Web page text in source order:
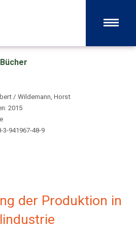
Bücher
/ Wildemann, Horst
2015
3-941967-48-9
der Produktion in